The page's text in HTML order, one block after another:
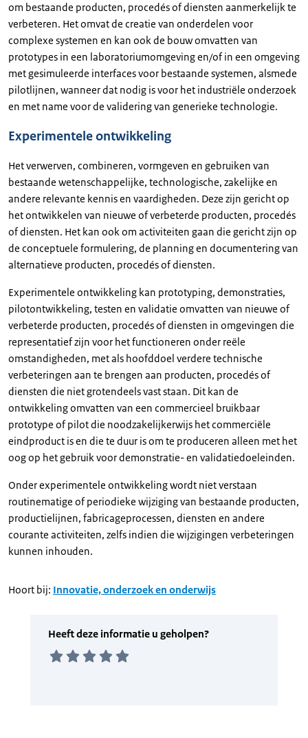
om bestaande producten, procedés of diensten aanmerkelijk te
verbeteren. Het omvat de creatie van onderdelen voor
complexe systemen en kan ook de bouw omvatten van
prototypes in een laboratoriumomgeving en/of in een omgeving
met gesimuleerde interfaces voor bestaande systemen, alsmede
pilotlijnen, wanneer dat nodig is voor het industriële onderzoek
en met name voor de validering van generieke technologie.
Experimentele ontwikkeling
Het verwerven, combineren, vormgeven en gebruiken van
bestaande wetenschappelijke, technologische, zakelijke en
andere relevante kennis en vaardigheden. Deze zijn gericht op
het ontwikkelen van nieuwe of verbeterde producten, procedés
of diensten. Het kan ook om activiteiten gaan die gericht zijn op
de conceptuele formulering, de planning en documentering van
alternatieve producten, procedés of diensten.
Experimentele ontwikkeling kan prototyping, demonstraties,
pilotontwikkeling, testen en validatie omvatten van nieuwe of
verbeterde producten, procedés of diensten in omgevingen die
representatief zijn voor het functioneren onder reële
omstandigheden, met als hoofddoel verdere technische
verbeteringen aan te brengen aan producten, procedés of
diensten die niet grotendeels vast staan. Dit kan de
ontwikkeling omvatten van een commercieel bruikbaar
prototype of pilot die noodzakelijkerwijs het commerciële
eindproduct is en die te duur is om te produceren alleen met het
oog op het gebruik voor demonstratie- en validatiedoeleinden.
Onder experimentele ontwikkeling wordt niet verstaan
routinematige of periodieke wijziging van bestaande producten,
productielijnen, fabricageprocessen, diensten en andere
courante activiteiten, zelfs indien die wijzigingen verbeteringen
kunnen inhouden.
Hoort bij: Innovatie, onderzoek en onderwijs